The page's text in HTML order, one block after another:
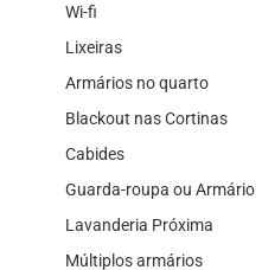
Wi-fi
Lixeiras
Armários no quarto
Blackout nas Cortinas
Cabides
Guarda-roupa ou Armário
Lavanderia Próxima
Múltiplos armários